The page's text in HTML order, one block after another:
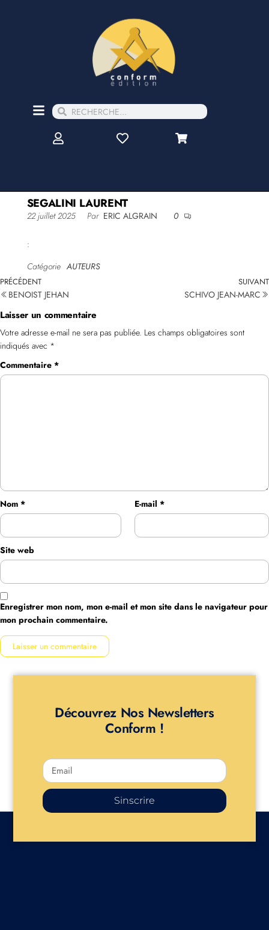
SEGALINI LAURENT
22 juillet 2025 Par ERIC ALGRAIN 0
:
Catégorie AUTEURS
PRÉCÉDENT
BENOIST JEHAN
SUIVANT
SCHIVO JEAN-MARC
Laisser un commentaire
Votre adresse e-mail ne sera pas publiée. Les champs obligatoires sont
indiqués avec *
Commentaire *
Nom * E-mail *
Site web
Enregistrer mon nom, mon e-mail et mon site dans le navigateur pour
mon prochain commentaire.
Découvrez Nos Newsletters
Conform !
Sinscrire